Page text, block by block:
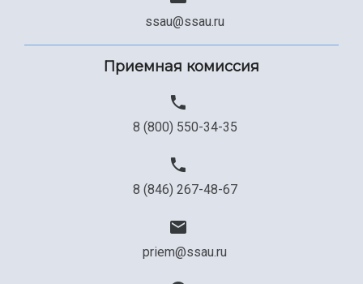
ssau@ssau.ru
Приемная комиссия
8 (800) 550-34-35
8 (846) 267-48-67
priem@ssau.ru